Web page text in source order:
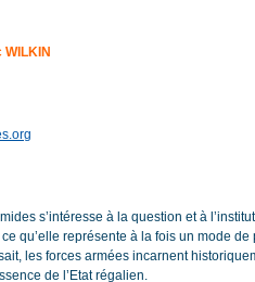
s’intéresse à la question et à
qu’elle représente à la fois un mode de
les forces armées incarnent
de l’Etat régalien.